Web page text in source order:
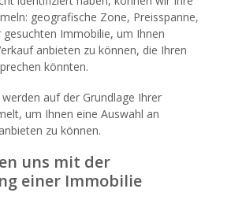
geografische Zone, Preisspanne,
gesuchten Immobilie, um Ihnen
anbieten zu können, die Ihren
könnten.
auf der Grundlage Ihrer
um Ihnen eine Auswahl an
zu können.
uns mit der
einer Immobilie